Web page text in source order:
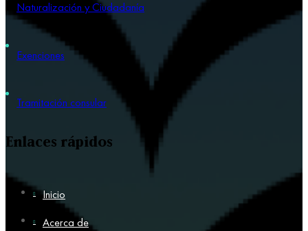
Naturalización y Ciudadanía
Exenciones
Tramitación consular
Enlaces rápidos
Inicio
Acerca de